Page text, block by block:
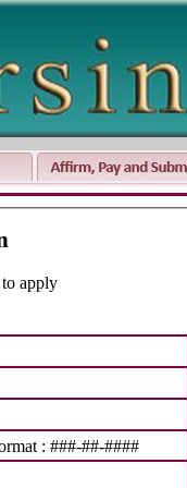
to apply
: ###-##-####